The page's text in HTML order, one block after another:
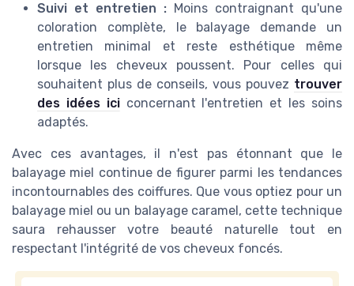
Suivi et entretien : Moins contraignant qu'une
coloration complète, le balayage demande un
entretien minimal et reste esthétique même
lorsque les cheveux poussent. Pour celles qui
souhaitent plus de conseils, vous pouvez trouver
des idées iciconcernant l'entretien et les soins
adaptés.
Avec ces avantages, il n'est pas étonnant que le
balayage miel continue de figurer parmi les tendances
incontournables des coiffures. Que vous optiez pour un
balayage miel ou un balayage caramel, cette technique
saura rehausser votre beauté naturelle tout en
respectant l'intégrité de vos cheveux foncés.